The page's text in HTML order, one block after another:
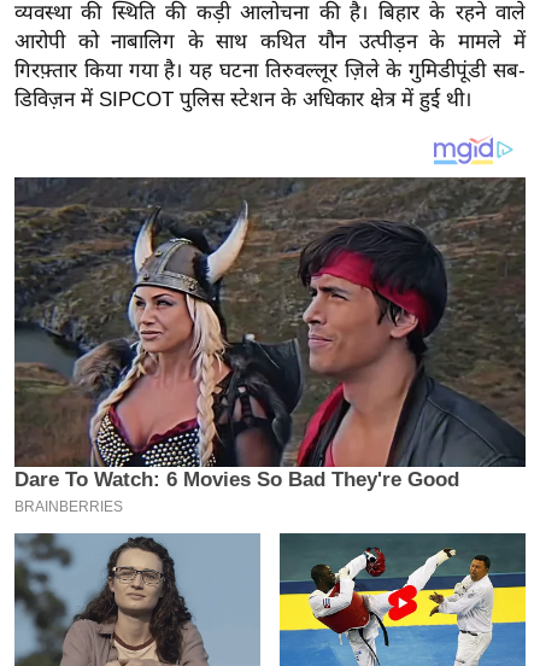
ब
ज
ट
क्रि
के
ट
I
P
2
2
6
क्रा
इ
म
ई
-
व्यवस्था की स्थिति की कड़ी आलोचना की है। बिहार के रहने वाले
आरोपी को नाबालिग के साथ कथित यौन उत्पीड़न के मामले में
गिरफ़्तार किया गया है। यह घटना तिरुवल्लूर ज़िले के गुमिडीपूंडी सब-
डिविज़न में SIPCOT पुलिस स्टेशन के अधिकार क्षेत्र में हुई थी।